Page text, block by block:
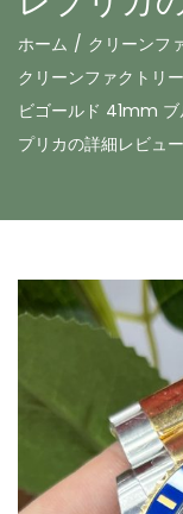
ホーム / クリーンフ
クリーンファクトリ
ビゴールド 41mm
プリカの詳細レビュー